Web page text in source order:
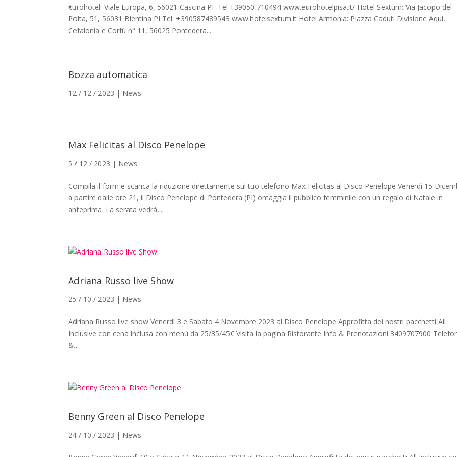
€urohotel: Viale Europa, 6, 56021 Cascina PI Tel:+39050 710494 www.eurohotelpisa.it/ Hotel Sextum: Via Jacopo del
Polta, 51, 56031 Bientina PI Tel: +390587489543 www.hotelsextum.it Hotel Armonia: Piazza Caduti Divisione Aqui,
Cefalonia e Corfù n° 11, 56025 Pontedera...
Bozza automatica
12 / 12 / 2023 | News
Max Felicitas al Disco Penelope
5 / 12 / 2023 | News
Compila il form e scarica la riduzione direttamente sul tuo telefono Max Felicitas al Disco Penelope Venerdì 15
a partire dalle ore 21, il Disco Penelope di Pontedera (PI) omaggia il pubblico femminile con un regalo di Natale in
anteprima. La serata vedrà,...
Adriana Russo live Show
25 / 10 / 2023 | News
Adriana Russo live show Venerdì 3 e Sabato 4 Novembre 2023 al Disco Penelope Approfitta dei nostri pacchetti All
Inclusive con cena inclusa con menù da 25/35/45€ Visita la pagina Ristorante Info & Prenotazioni 3409707900
&...
Benny Green al Disco Penelope
24 / 10 / 2023 | News